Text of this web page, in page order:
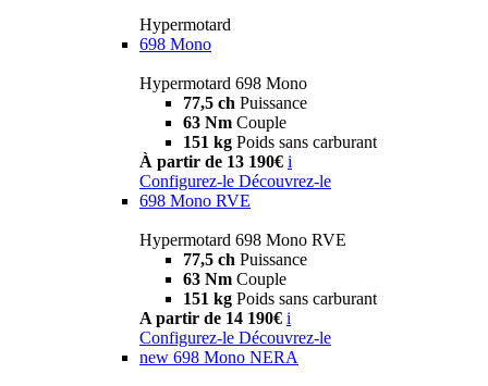
Hypermotard
698 Mono
Hypermotard 698 Mono
77,5 ch Puissance
63 Nm Couple
151 kg Poids sans carburant
À partir de 13 190€ i
Configurez-le Découvrez-le
698 Mono RVE
Hypermotard 698 Mono RVE
77,5 ch Puissance
63 Nm Couple
151 kg Poids sans carburant
A partir de 14 190€ i
Configurez-le Découvrez-le
new 698 Mono NERA